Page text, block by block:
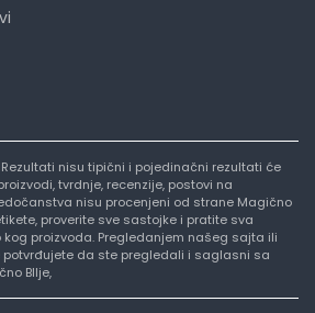
nisu tipični i pojedinačni rezultati će
tvrdnje, recenzije, postovi na
nisu procenjeni od strane Magično
proverite sve sastojke i pratite sva
kog proizvoda. Pregledanjem našeg sajta ili
potvrđujete da ste pregledali i saglasni sa
BIlje,